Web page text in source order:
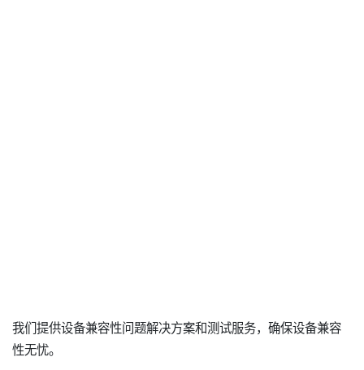
我们提供设备兼容性问题解决方案和测试服务，确保设备兼容
性无忧。